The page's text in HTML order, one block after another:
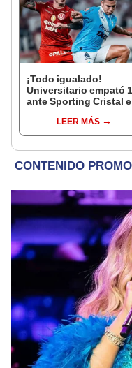
¡Todo igualado!
Universitario empató
ante Sporting Cristal
por el Torneo Clausura
de la Liga 1 2026
LEER MÁS